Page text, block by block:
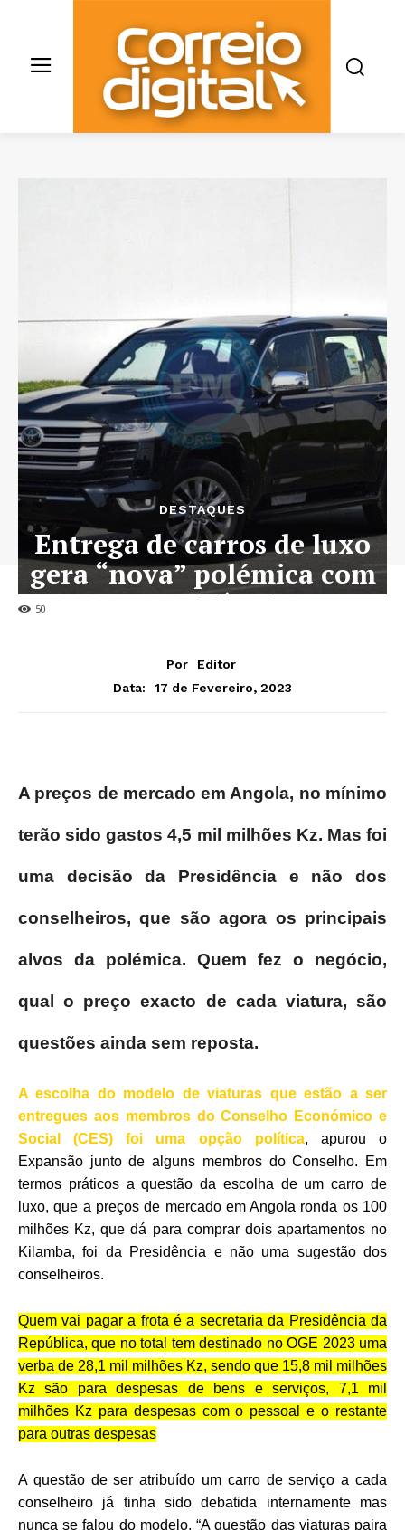
50
DESTAQUES
Entrega de carros de luxo
gera “nova” polémica com
a Presidência
Por
Editor
Data:
17 de Fevereiro, 2023
A preços de mercado em Angola, no mínimo
terão sido gastos 4,5 mil milhões Kz. Mas foi
uma decisão da Presidência e não dos
conselheiros, que são agora os principais
alvos da polémica. Quem fez o negócio,
qual o preço exacto de cada viatura, são
questões ainda sem reposta.
A escolha do modelo de viaturas que estão a ser
entregues aos membros do Conselho Económico e
Social (CES) foi uma opção política, apurou o
Expansão junto de alguns membros do Conselho. Em
termos práticos a questão da escolha de um carro de
luxo, que a preços de mercado em Angola ronda os 100
milhões Kz, que dá para comprar dois apartamentos no
Kilamba, foi da Presidência e não uma sugestão dos
conselheiros.
Quem vai pagar a frota é a secretaria da Presidência da
República, que no total tem destinado no OGE 2023 uma
verba de 28,1 mil milhões Kz, sendo que 15,8 mil milhões
Kz são para despesas de bens e serviços, 7,1 mil
milhões Kz para despesas com o pessoal e o restante
para outras despesas
A questão de ser atribuído um carro de serviço a cada
conselheiro já tinha sido debatida internamente mas
nunca se falou do modelo. “A questão das viaturas paira